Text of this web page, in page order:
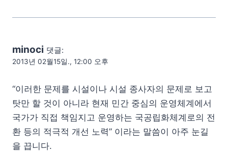
minoci 댓글:
2013년 02월15일., 12:00 오후
“이러한 문제를 시설이나 시설 종사자의 문제로 보고
탓만 할 것이 아니라 현재 민간 중심의 운영체계에서
국가가 직접 책임지고 운영하는 국공립화체계로의 전
환 등의 적극적 개선 노력” 이라는 말씀이 아주 눈길
을 끕니다.